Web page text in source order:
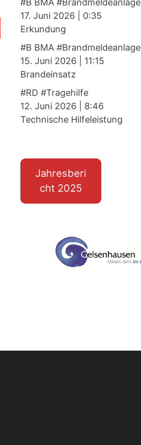
#B BMA #Brandmeldeanlage
17. Juni 2026
0:35
Erkundung
#B BMA #Brandmeldeanlage
15. Juni 2026
11:15
Brandeinsatz
#RD #Tragehilfe
12. Juni 2026
8:46
Technische Hilfeleistung
Jahresberi
cht 2025